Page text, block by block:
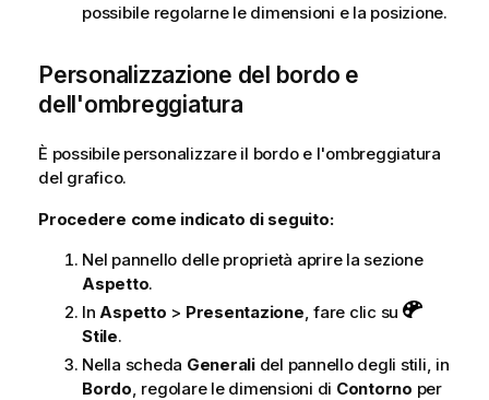
possibile regolarne le dimensioni e la posizione.
Personalizzazione del bordo e
dell'ombreggiatura
È possibile personalizzare il bordo e l'ombreggiatura
del grafico.
Procedere come indicato di seguito:
Nel pannello delle proprietà aprire la sezione
Aspetto.
In Aspetto > Presentazione , fare clic su
Stile.
Nella scheda Generalidel pannello degli stili, in
Bordo , regolare le dimensioni di Contorno per